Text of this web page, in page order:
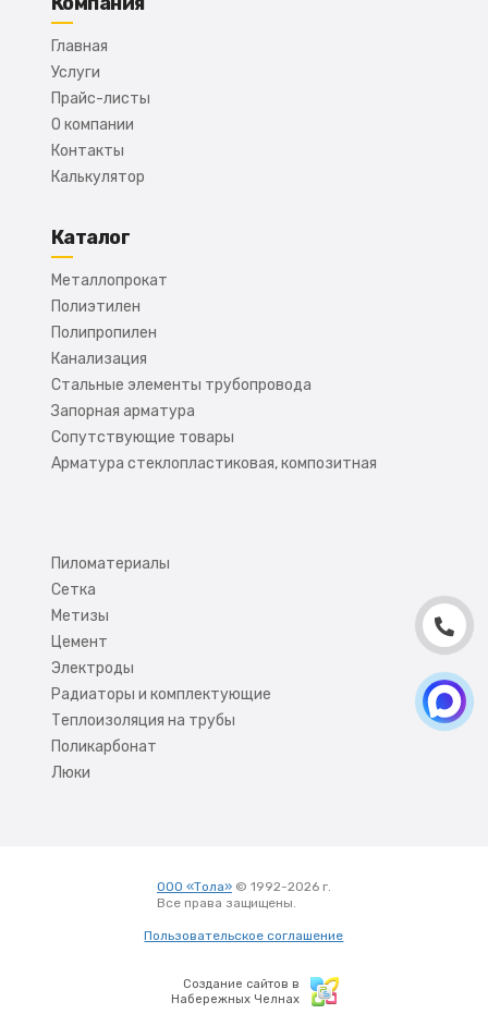
Главная
Услуги
Прайс-листы
О компании
Контакты
Калькулятор
Каталог
Металлопрокат
Полиэтилен
Полипропилен
Канализация
Стальные элементы трубопровода
Запорная арматура
Сопутствующие товары
Арматура стеклопластиковая, композитная
Пиломатериалы
Сетка
Метизы
Цемент
Электроды
Радиаторы и комплектующие
Теплоизоляция на трубы
Поликарбонат
Люки
ООО «Тола»© 1992-2026 г.
Все права защищены.
Пользовательское соглашение
Создание сайтов в
Набережных Челнах